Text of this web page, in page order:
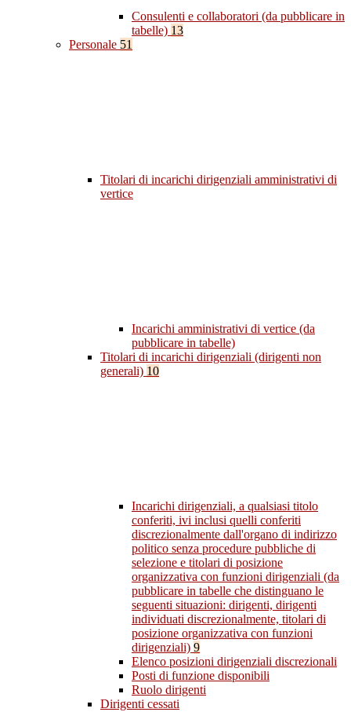
Consulenti e collaboratori (da pubblicare in
tabelle) 13
Personale 51
Titolari di incarichi dirigenziali amministrativi di
vertice
Incarichi amministrativi di vertice (da
pubblicare in tabelle)
Titolari di incarichi dirigenziali (dirigenti non
generali) 10
Incarichi dirigenziali, a qualsiasi titolo
conferiti, ivi inclusi quelli conferiti
discrezionalmente dall'organo di indirizzo
politico senza procedure pubbliche di
selezione e titolari di posizione
organizzativa con funzioni dirigenziali (da
pubblicare in tabelle che distinguano le
seguenti situazioni: dirigenti, dirigenti
individuati discrezionalmente, titolari di
posizione organizzativa con funzioni
dirigenziali) 9
Elenco posizioni dirigenziali discrezionali
Posti di funzione disponibili
Ruolo dirigenti
Dirigenti cessati